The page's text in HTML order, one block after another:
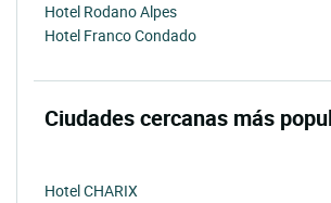
Hotel Rodano Alpes
Hotel Franco Condado
Ciudades cercanas más
Hotel CHARIX